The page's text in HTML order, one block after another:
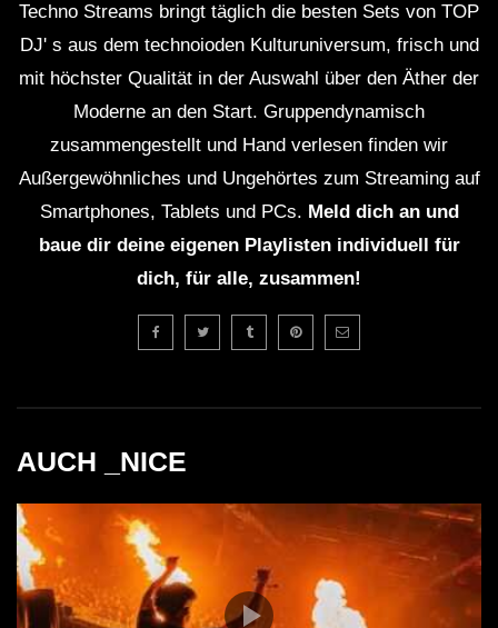
Techno Streams bringt täglich die besten Sets von TOP
DJ' s aus dem technoioden Kulturuniversum, frisch und
mit höchster Qualität in der Auswahl über den Äther der
Moderne an den Start. Gruppendynamisch
zusammengestellt und Hand verlesen finden wir
Außergewöhnliches und Ungehörtes zum Streaming auf
Smartphones, Tablets und PCs. Meld dich an und
baue dir deine eigenen Playlisten individuell für
dich, für alle, zusammen!
AUCH _NICE